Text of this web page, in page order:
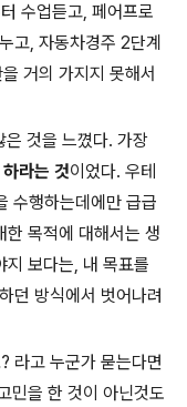
수업듣고, 페어프로
고, 자동차경주 2단계
거의 가지지 못해서
것을 느꼈다. 가장
라는 것이었다. 우테
수행하는데에만 급급
한 목적에 대해서는 생
지 보다는, 내 목표를
던 방식에서 벗어나려
라고 누군가 묻는다면
민을 한 것이 아닌것도